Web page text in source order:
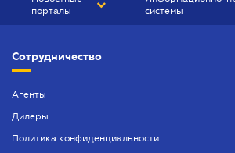
порталы
БИЗНЕС
системы
БУХГАЛТЕР
ЮРИСТ ПРОФ
Сотрудничество
Агенты
Дилеры
Политика конфиденциальности